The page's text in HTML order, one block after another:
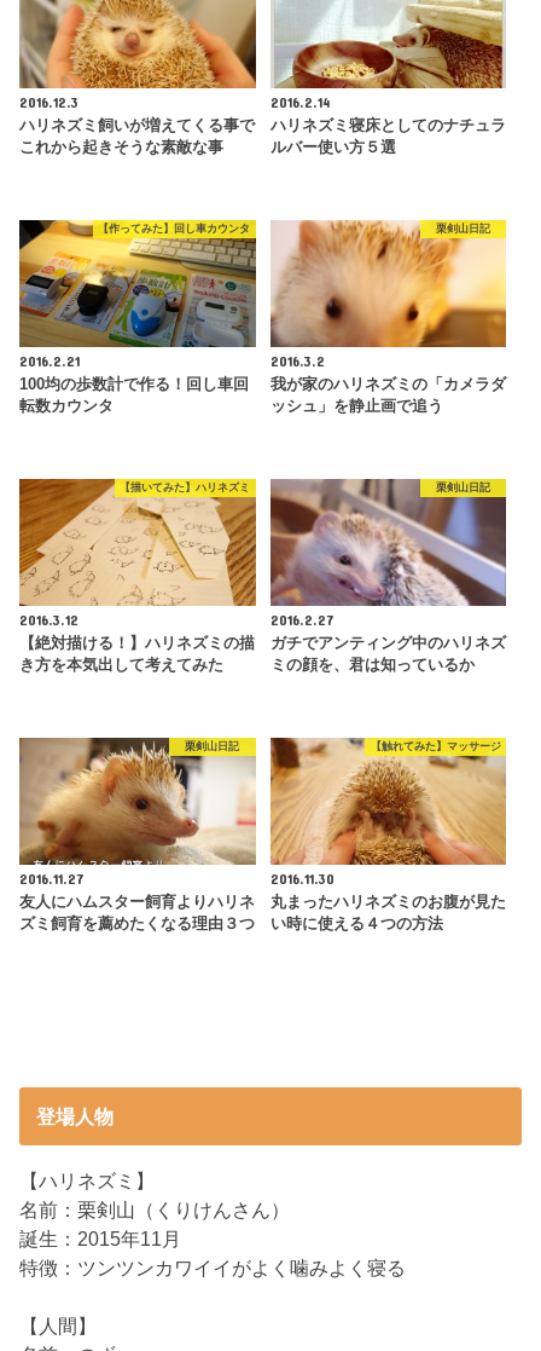
2016.12.3
ハリネズミ飼いが増えてくる事で
これから起きそうな素敵な事
2016.2.14
ハリネズミ寝床としてのナチュラ
ルバー使い方５選
【作ってみた】回し車カウンタ
2016.2.21
100均の歩数計で作る！回し車回
転数カウンタ
栗剣山日記
2016.3.2
我が家のハリネズミの「カメラダ
ッシュ」を静止画で追う
【描いてみた】ハリネズミ
2016.3.12
【絶対描ける！】ハリネズミの描
き方を本気出して考えてみた
栗剣山日記
2016.2.27
ガチでアンティング中のハリネズ
ミの顔を、君は知っているか
栗剣山日記
2016.11.27
友人にハムスター飼育よりハリネ
ズミ飼育を薦めたくなる理由３つ
【触れてみた】マッサージ
2016.11.30
丸まったハリネズミのお腹が見た
い時に使える４つの方法
登場人物
【ハリネズミ】
名前：栗剣山（くりけんさん）
誕生：2015年11月
特徴：ツンツンカワイイがよく噛みよく寝る
【人間】